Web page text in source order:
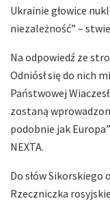
Ukrainie głowice
niezależność” –
Na odpowiedź ze
Odniósł się do nich
Państwowej
zostaną
podobnie jak
NEXTA.
Do słów Sikorskiego
Rzeczniczka